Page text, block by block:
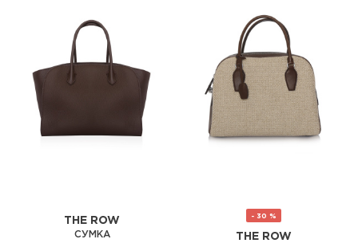
THE ROW
СУМКА
- 30 %
THE ROW